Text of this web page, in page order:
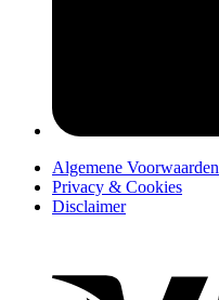
Algemene Voorwaarden
Privacy & Cookies
Disclaimer